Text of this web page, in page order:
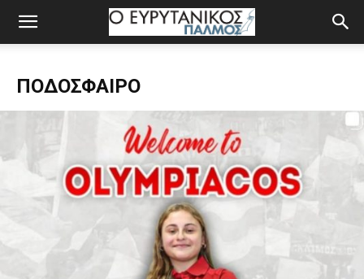
ΠΟΔΌΣΦΑΙΡΟ